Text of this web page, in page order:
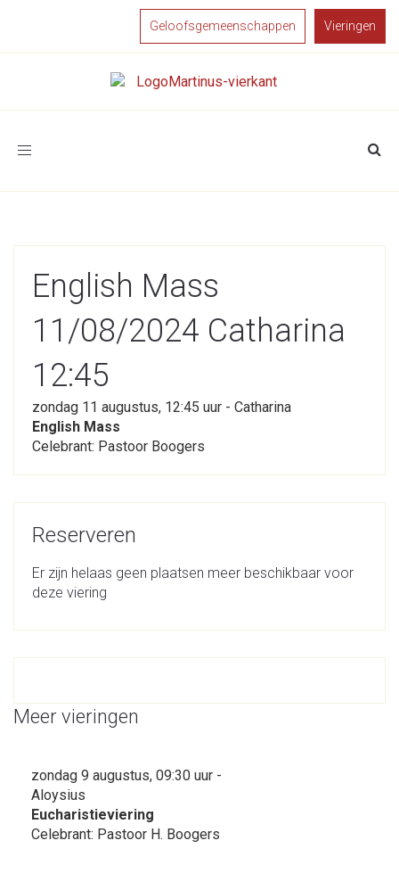
Geloofsgemeenschappen Vieringen
Toggle
English Mass
11/08/2024 Catharina
12:45
zondag 11 augustus, 12:45 uur - Catharina
English Mass
Celebrant: Pastoor Boogers
Reserveren
Er zijn helaas geen plaatsen meer beschikbaar voor
deze viering
Meer vieringen
zondag 9 augustus, 09:30 uur -
Aloysius
Eucharistieviering
Celebrant: Pastoor H. Boogers